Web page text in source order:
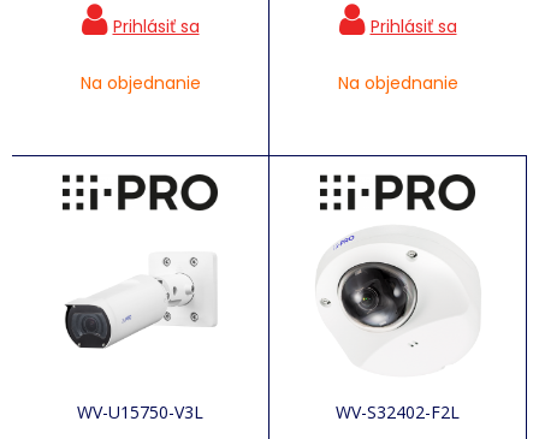
Na objednanie Na objednanie
WV-U15750-V3L WV-S32402-F2L